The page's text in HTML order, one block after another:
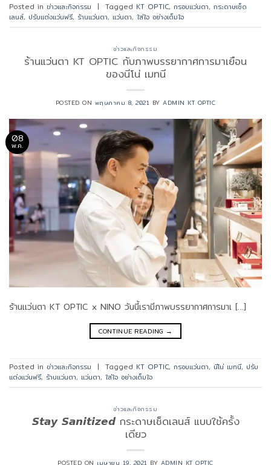
Posted in ข่าวและกิจกรรม | Tagged KT OPTIC, กรอบแว่นตา, กระดาษเช็ด
เลนส์, ปรับแต่งแว่นฟรี, ร้านแว่นตา, แว่นตา, ใส่ใจ อย่างเต็มใจ
ข่าวและกิจกรรม
ร้านแว่นตา KT OPTIC กับภาพบรรยากาศการมาเยือน
ของนีโน่ เมทนี
POSTED ON พฤษภาคม 8, 2021 BYADMIN KT OPTIC
08
พ.ค.
ร้านแว่นตา KT OPTIC x NINO วันนี้เรามีภาพบรรยากาศการมาเ […]
CONTINUE READING →
Posted in ข่าวและกิจกรรม | Tagged KT OPTIC, กรอบแว่นตา, นีโน่ เมทนี, ปรับ
แต่งแว่นฟรี, ร้านแว่นตา, แว่นตา, ใส่ใจ อย่างเต็มใจ
ข่าวและกิจกรรม
𝙎𝙩𝙖𝙮 𝙎𝙖𝙣𝙞𝙩𝙞𝙯𝙚𝙙 กระดาษเช็ดเลนส์ แบบใช้ครั้ง
เดียว
POSTED ON เมษายน 19, 2021 BY ADMIN KT OPTIC